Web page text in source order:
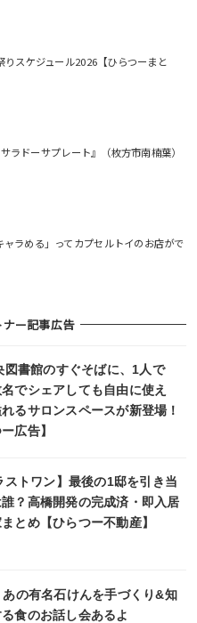
りスケジュール2026【ひらつーまと
サラドーサプレート』（枚方市南楠葉）
ラめる」ってカプセルトイのお店がで
ー記事広告
図書館のすぐそばに、1人で
でシェアしても自由に使え
るサロンスペースが新登場！
広告】
ストワン】最後の1邸を引き当
？高橋開発の完成済・即入居
とめ【ひらつー不動産】
あの有名石けんを手づくり&知
食のお話し会あるよ